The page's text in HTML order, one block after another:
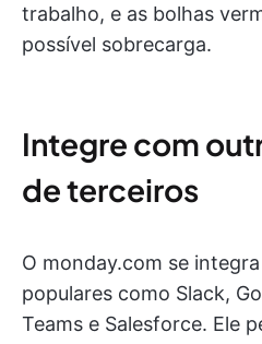
trabalho, e as bolhas
possível sobrecarga.
Integre com
de terceiros
O monday.com se
populares como Slack,
Teams e Salesforce. Ele